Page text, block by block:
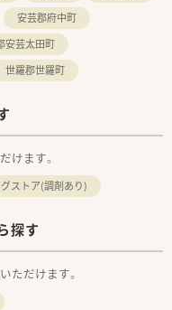
万円まで相談可能で、高
の賞与もあり、安定した
安芸郡府中町
安芸太田町
世羅郡世羅町
けます。
ストア(調剤あり)
探す
ただけます。